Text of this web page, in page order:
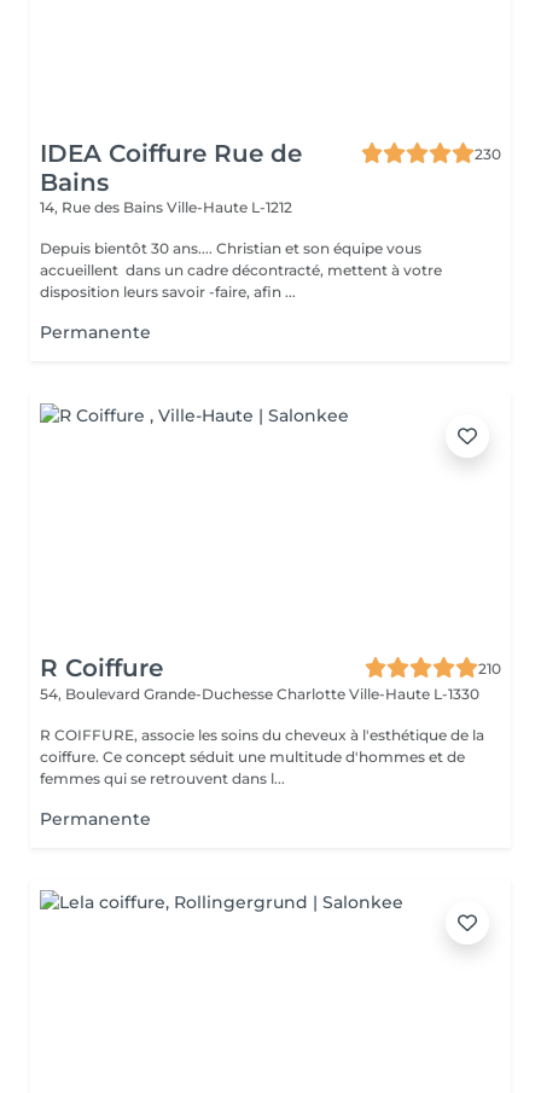
IDEA Coiffure Rue de
Bains
230
14, Rue des Bains Ville-Haute L-1212
Depuis bientôt 30 ans.... Christian et son équipe vous
accueillent dans un cadre décontracté, mettent à votre
disposition leurs savoir -faire, afin ...
Permanente
R Coiffure
210
54, Boulevard Grande-Duchesse Charlotte Ville-Haute L-1330
R COIFFURE, associe les soins du cheveux à l'esthétique de la
coiffure. Ce concept séduit une multitude d'hommes et de
femmes qui se retrouvent dans l...
Permanente